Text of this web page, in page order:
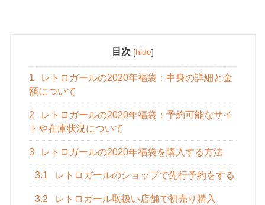
目次 [hide]
1
レトロガールの2020年福袋：中身の詳細と金
額について
2
レトロガールの2020年福袋：予約可能なサイ
トや在庫状況について
3 レトロガールの2020年福袋を購入する方法
3.1 レトロガールのショップで先行予約をする
3.2 レトロガール取扱い店舗で初売り購入